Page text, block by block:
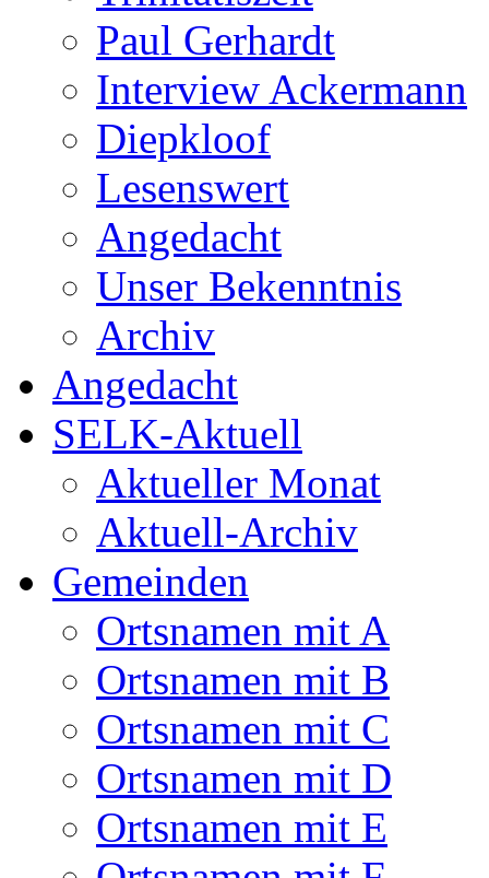
Paul Gerhardt
Interview Ackermann
Diepkloof
Lesenswert
Angedacht
Unser Bekenntnis
Archiv
Angedacht
SELK-Aktuell
Aktueller Monat
Aktuell-Archiv
Gemeinden
Ortsnamen mit A
Ortsnamen mit B
Ortsnamen mit C
Ortsnamen mit D
Ortsnamen mit E